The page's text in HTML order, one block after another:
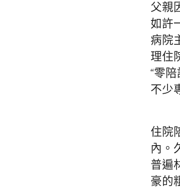
父親
如許
病院
理住
“零
不少
住院
內。
普遍
豪的